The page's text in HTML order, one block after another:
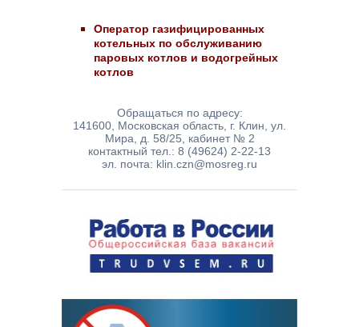
Оператор газифицированных
котельных по обслуживанию
паровых котлов и водогрейных
котлов
Обращаться по адресу:
141600, Московская область, г. Клин, ул.
Мира, д. 58/25, кабинет № 2
контактный тел.: 8 (49624) 2-22-13
эл. почта: klin.czn@mosreg.ru